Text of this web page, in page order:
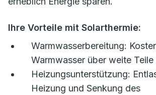
Ihre Vorteile mit Solarthermie:
Warmwasserbereitung:
Warmwasser über weite Teile
Heizungsunterstützung:
Heizung und Senkung des